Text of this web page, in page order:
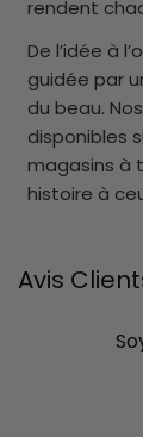
rendent
De l’idée à
guidée par
du beau.
disponibles
magasins à
histoire à
Avis